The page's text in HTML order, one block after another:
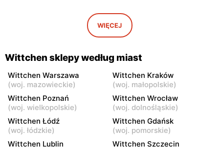
Wittchen
Radom al. Józefa
Grzecznarowskiego 28
Wittchen
Łódź al. Marsz. Józefa
Piłsudskiego 15/23
Wittchen
Łódź, ul. Jana Karskiego 5
Wittchen
Rzgów, ul. Żeromskiego 8
Wittchen
Łódź, ul. Pabianicka 245
Wittchen
Łódź al. Jana Pawła II 30
Wittchen
Włocławek, ul. Jana
Kilińskiego 3
WIĘCEJ
Wittchen sklepy według miast
Wittchen Warszawa
(woj. mazowieckie)
Wittchen Kraków
(woj. małopolskie)
Wittchen Poznań
(woj. wielkopolskie)
Wittchen Wrocław
(woj. dolnośląskie)
Wittchen Łódź
(woj. łódzkie)
Wittchen Gdańsk
(woj. pomorskie)
Wittchen Lublin
Wittchen Szczecin